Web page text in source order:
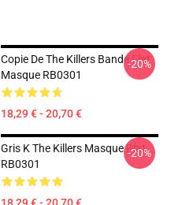
Copie De The Killers Bande Flat
Masque RB0301
18,29 € - 20,70 €
-20%
Gris K The Killers Masque Plat
RB0301
-20%